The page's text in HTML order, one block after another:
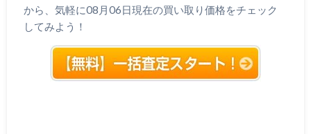
から、気軽に08月06日現在の買い取り価格をチェック
してみよう！